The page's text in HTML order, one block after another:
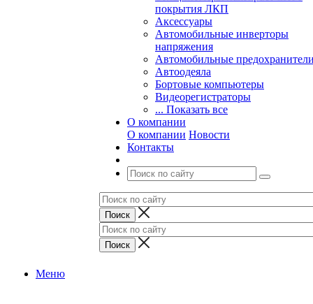
покрытия ЛКП
Аксессуары
Автомобильные инверторы
напряжения
Автомобильные
Автоодеяла
Бортовые компьютеры
Видеорегистраторы
... Показать все
О компании
О компании Новости
Контакты
Меню